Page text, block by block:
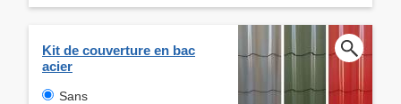
Kit de couverture en bac
acier
Sans